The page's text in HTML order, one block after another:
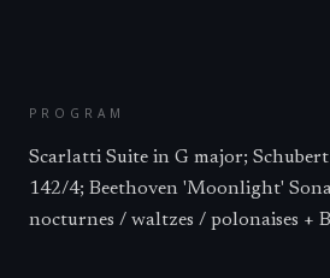
PROGRAM
Scarlatti Suite in G major;
142/4; Beethoven 'Moonlight'
nocturnes / waltzes / polonaises +